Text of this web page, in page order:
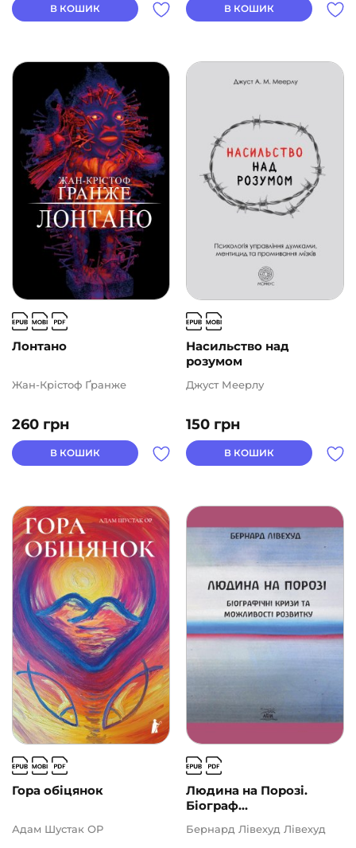
В КОШИК В КОШИК
Лонтано
260 грн
Жан-Крістоф Ґранже
В КОШИК
Насильство над
розумом
150 грн
Джуст Меерлу
В КОШИК
Гора обіцянок
Адам Шустак ОР
Людина на Порозі.
Біограф...
Бернард Лівехуд Лівехуд